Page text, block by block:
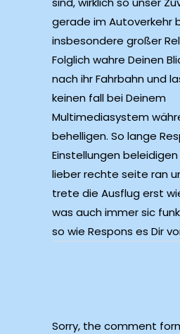
gerade im Autoverkehr
insbesondere großer
Folglich wahre Deinen
nach ihr Fahrbahn und
keinen fall bei Deinem
Multimediasystem
behelligen. So lange
Einstellungen
lieber rechte seite ran
trete die Ausflug erst
was auch immer sic
so wie Respons es Dir
Sorry, the comment